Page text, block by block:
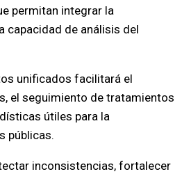
permitan integrar la
capacidad de análisis del
unificados facilitará el
el seguimiento de tratamientos
útiles para la
públicas.
inconsistencias, fortalecer